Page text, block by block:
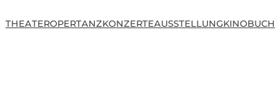
THEATEROPERTANZKONZERTEAUSSTELLUNGKINOBUCH